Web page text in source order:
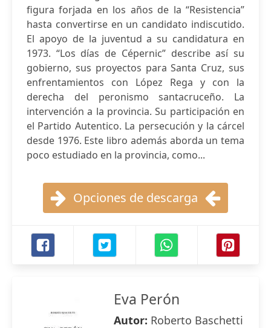
figura forjada en los años de la “Resistencia”
hasta convertirse en un candidato indiscutido.
El apoyo de la juventud a su candidatura en
1973. “Los días de Cépernic” describe así su
gobierno, sus proyectos para Santa Cruz, sus
enfrentamientos con López Rega y con la
derecha del peronismo santacruceño. La
intervención a la provincia. Su participación en
el Partido Autentico. La persecución y la cárcel
desde 1976. Este libro además aborda un tema
poco estudiado en la provincia, como...
Opciones de descarga
Eva Perón
Autor: Roberto Baschetti